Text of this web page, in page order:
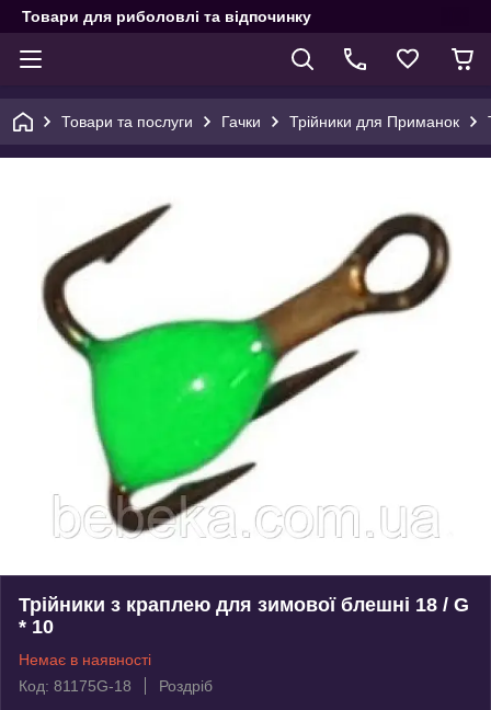
Товари для риболовлі та відпочинку
Товари та послуги Гачки Трійники для Приманок
Трійники з краплею для зимової блешні 18 / G
* 10
Немає в наявності
Код: 81175G-18
Роздріб